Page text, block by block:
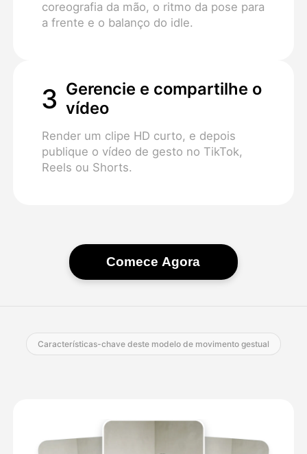
coreografia da mão, o ritmo da pose para
a frente e o balanço do idle.
3 Gerencie e compartilhe o
vídeo
Render um clipe HD curto, e depois
publique o vídeo de gesto no TikTok,
Reels ou Shorts.
Comece Agora
Características-chave deste modelo de movimento gestual